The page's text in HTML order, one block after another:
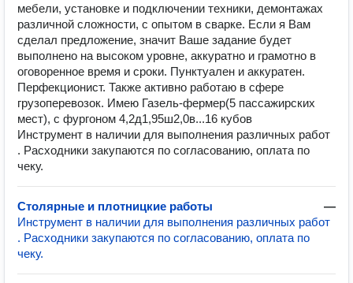
мебели, установке и подключении техники, демонтажах
различной сложности, с опытом в сварке. Если я Вам
сделал предложение, значит Ваше задание будет
выполнено на высоком уровне, аккуратно и грамотно в
оговоренное время и сроки. Пунктуален и аккуратен.
Перфекционист. Также активно работаю в сфере
грузоперевозок. Имею Газель-фермер(5 пассажирских
мест), с фургоном 4,2д1,95ш2,0в...16 кубов
Инструмент в наличии для выполнения различных работ
. Расходники закупаются по согласованию, оплата по
чеку.
Столярные и плотницкие работы
—
Инструмент в наличии для выполнения различных работ
. Расходники закупаются по согласованию, оплата по
чеку.